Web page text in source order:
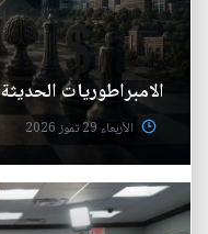
الامبراطوريات الحديثة
الأربعاء 29 تموز 2026